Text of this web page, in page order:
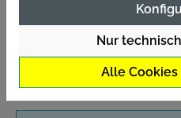
Alle
Nur
dein Angelerlebnis zu
Fangchancen zu erhöhen.
Karpfenruten